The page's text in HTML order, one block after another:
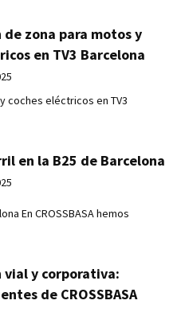
zona para motos y
en TV3 Barcelona
coches eléctricos en TV3
en la B25 de Barcelona
En CROSSBASA hemos
vial y corporativa:
de CROSSBASA